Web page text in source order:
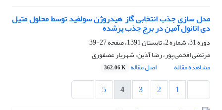
مدل سازی جذب انتخابی گاز هیدروژن سولفید توسط محلول متیل
دی اتانول آمین در برج جذب پرشده
دوره 31، شماره 2، تابستان 1391، صفحه
27-39
مرتضی افخمی پور، رضا آذین، شهریار عصفوری
مشاهده مقاله
اصل مقاله 362.06 K
1
2
3
4
5